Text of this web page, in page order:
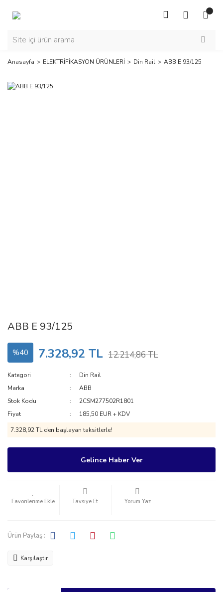
Anasayfa ELEKTRİFİKASYON ÜRÜNLERİ Din Rail ABB E 93/125
ABB E 93/125
%40 7.328,92 TL 12.214,86 TL
Kategori
Din Rail
Marka
ABB
Stok Kodu
2CSM277502R1801
Fiyat
185,50 EUR + KDV
7.328,92 TL den başlayan taksitlerle!
Gelince Haber Ver
Tavsiye Et Yorum Yaz
Ürün Paylaş :
Karşılaştır